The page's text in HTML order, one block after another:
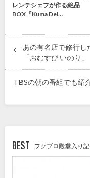
レンチシェフが作る絶品
BOX『Kuma Del…
あの有名店で修行し
「おむすび いのり」
TBSの朝の番組でも紹
BEST フクブロ殿堂入り